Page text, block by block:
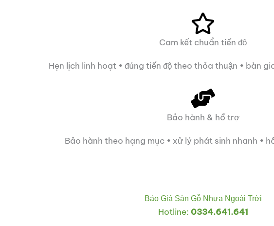
Cam kết chuẩn tiến độ
Hẹn lịch linh hoạt • đúng tiến độ theo thỏa thuận • bàn
Bảo hành & hỗ trợ
Bảo hành theo hạng mục • xử lý phát sinh nhanh •
Báo Giá Sàn Gỗ Nhựa Ngoài Trời
Hotline: 0334.641.641